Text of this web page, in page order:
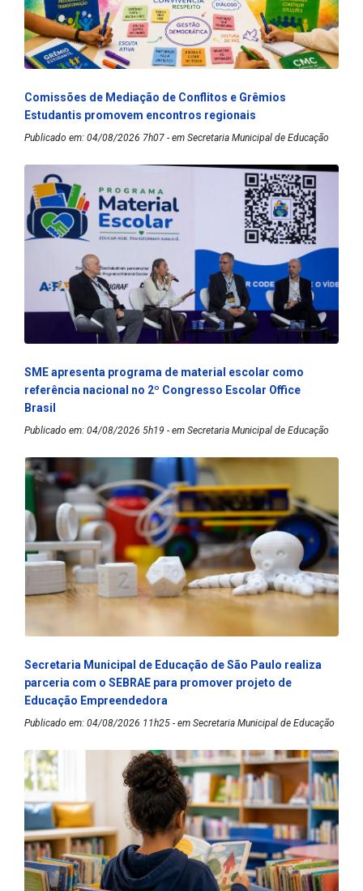
Comissões de Mediação de Conflitos e Grêmios
Estudantis promovem encontros regionais
Publicado em: 04/08/2026 7h07 - em Secretaria Municipal de Educação
SME apresenta programa de material escolar como
referência nacional no 2º Congresso Escolar Office
Brasil
Publicado em: 04/08/2026 5h19 - em Secretaria Municipal de Educação
Secretaria Municipal de Educação de São Paulo realiza
parceria com o SEBRAE para promover projeto de
Educação Empreendedora
Publicado em: 04/08/2026 11h25 - em Secretaria Municipal de Educação